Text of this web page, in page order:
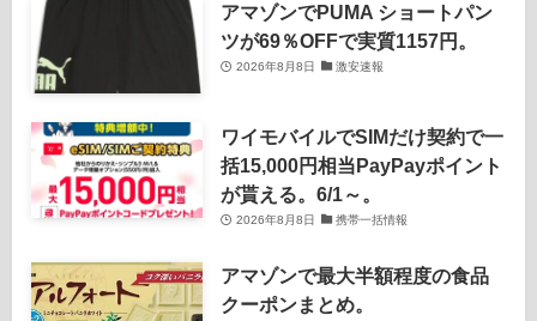
アマゾンでPUMA ショートパン
ツが69％OFFで実質1157円。
2026年8月8日 激安速報
ワイモバイルでSIMだけ契約で一
括15,000円相当PayPayポイント
が貰える。6/1～。
2026年8月8日 携帯一括情報
アマゾンで最大半額程度の食品
クーポンまとめ。